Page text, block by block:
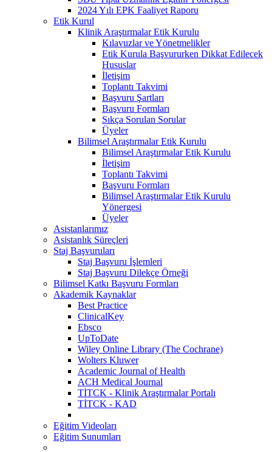
2024 Yılı EPK Faaliyet Raporu
Etik Kurul
Klinik Araştırmalar Etik Kurulu
Kılavuzlar ve Yönetmelikler
Etik Kurula Başvururken Dikkat Edilecek
Hususlar
İletişim
Toplantı Takvimi
Başvuru Şartları
Başvuru Formları
Sıkça Sorulan Sorular
Üyeler
Bilimsel Araştırmalar Etik Kurulu
Bilimsel Araştırmalar Etik Kurulu
İletişim
Toplantı Takvimi
Başvuru Formları
Bilimsel Araştırmalar Etik Kurulu
Yönergesi
Üyeler
Asistanlarımız
Asistanlık Süreçleri
Staj Başvuruları
Staj Başvuru İşlemleri
Staj Başvuru Dilekçe Örneği
Bilimsel Katkı Başvuru Formları
Akademik Kaynaklar
Best Practice
ClinicalKey
Ebsco
UpToDate
Wiley Online Library (The Cochrane)
Wolters Kluwer
Academic Journal of Health
ACH Medical Journal
TİTCK - Klinik Araştırmalar Portalı
TİTCK - KAD
Eğitim Videoları
Eğitim Sunumları